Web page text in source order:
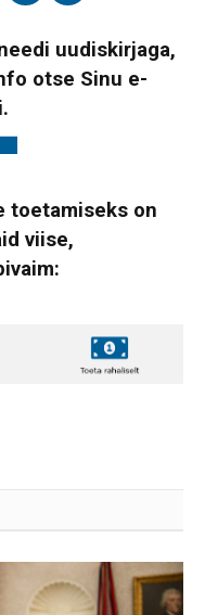
uudiskirjaga,
otse Sinu e-
toetamiseks on
viise,